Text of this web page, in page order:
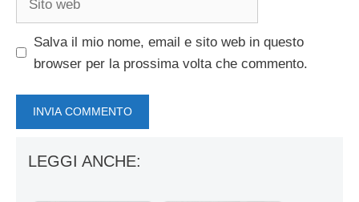
Salva il mio nome, email e sito web in questo
browser per la prossima volta che commento.
LEGGI ANCHE: